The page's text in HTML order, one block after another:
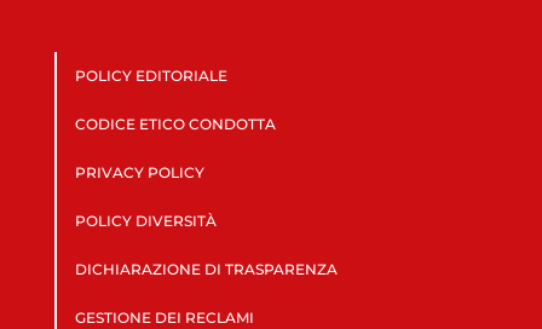
POLICY EDITORIALE
CODICE ETICO CONDOTTA
PRIVACY POLICY
POLICY DIVERSITÀ
DICHIARAZIONE DI TRASPARENZA
GESTIONE DEI RECLAMI